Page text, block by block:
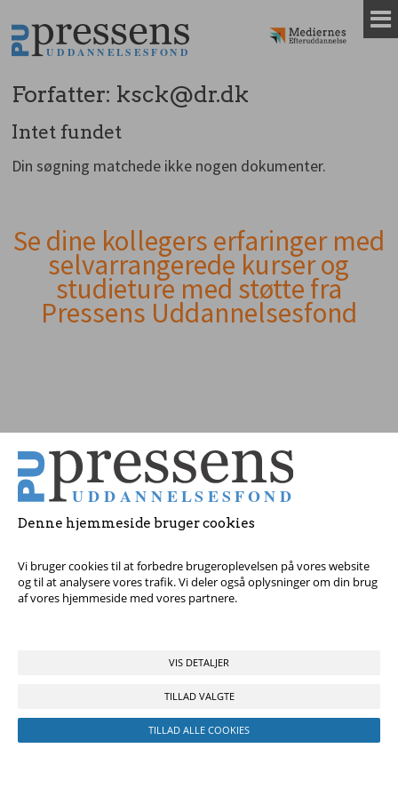
Denne hjemmeside bruger cookies
Vi bruger cookies til at forbedre brugeroplevelsen på vores website
og til at analysere vores trafik. Vi deler også oplysninger om din brug
af vores hjemmeside med vores partnere.
VIS DETALJER
TILLAD VALGTE
TILLAD ALLE COOKIES
til
indhold
Forfatter: ksck@dr.dk
Intet fundet
Din søgning matchede ikke nogen dokumenter.
Andet
indhold
Se dine kollegers erfaringer med
selvarrangerede kurser og
studieture med støtte fra
Pressens Uddannelsesfond
Tag fat i os med dine spørgsmål!
© 2017 Pressens Uddannelsesfond, Rådhuspladsen 16, 4. sal, 1550